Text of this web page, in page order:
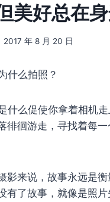
美好总在
2017 年 8 月 20 日
什么拍照？
什么促使你拿着相机
徘徊游走，寻找着每
影来说，故事永远是
有了故事，就像是照